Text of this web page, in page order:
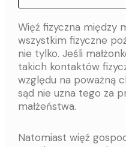
Więź fizyczna między
wszystkim fizyczne
nie tylko. Jeśli
takich kontaktów
względu na poważną
sąd nie uzna tego za
małżeństwa.
Natomiast więź